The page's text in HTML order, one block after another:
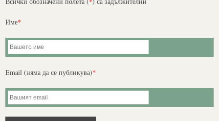
Име*
Email (няма да се публикува)*